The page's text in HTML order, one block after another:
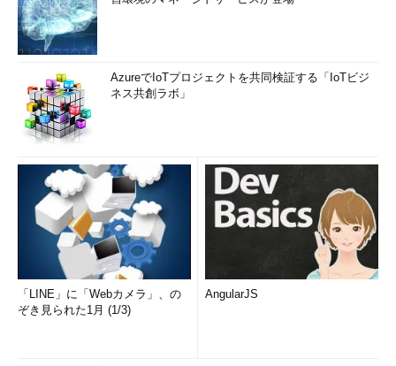
AzureでIoTプロジェクトを共同検証する「IoTビジ
ネス共創ラボ」
「LINE」に「Webカメラ」、の
ぞき見られた1月 (1/3)
AngularJS